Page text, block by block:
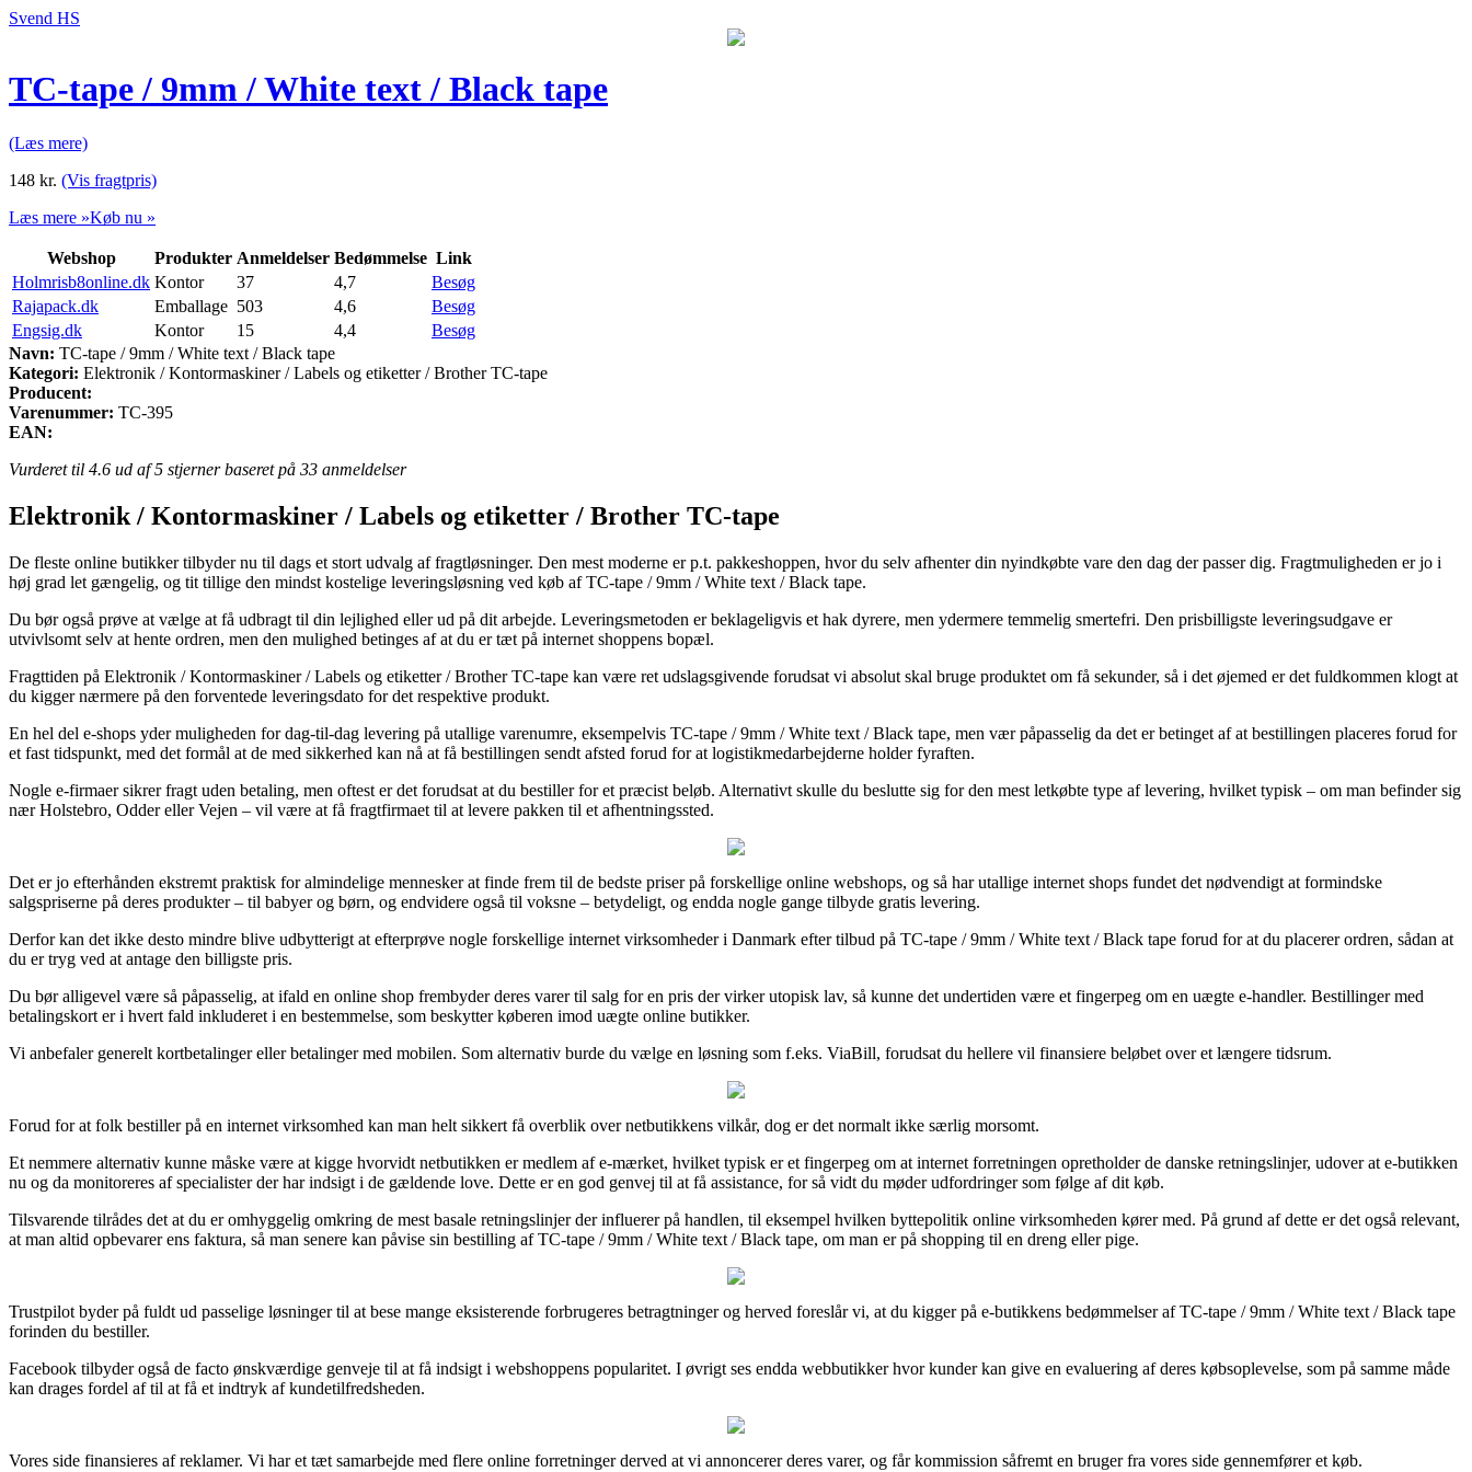
Svend HS
TC-tape / 9mm / White text / Black tape
(Læs mere)
148 kr. (Vis fragtpris)
Læs mere »Køb nu »
Webshop Produkter Anmeldelser Bedømmelse Link
Holmrisb8online.dk Kontor 37 4,7
Besøg
Rajapack.dk
Emballage 503 4,6
Besøg
Engsig.dk
Kontor 15 4,4
Besøg
Navn: TC-tape / 9mm / White text / Black tape
Kategori: Elektronik / Kontormaskiner / Labels og etiketter / Brother TC-tape
Producent:
Varenummer: TC-395
EAN:
Vurderet til 4.6 ud af 5 stjerner baseret på 33 anmeldelser
Elektronik / Kontormaskiner / Labels og etiketter / Brother TC-tape
De fleste online butikker tilbyder nu til dags et stort udvalg af fragtløsninger. Den mest moderne er p.t. pakkeshoppen, hvor du selv afhenter din nyindkøbte vare den dag der passer dig. Fragtmuligheden er jo i
høj grad let gængelig, og tit tillige den mindst kostelige leveringsløsning ved køb af TC-tape / 9mm / White text / Black tape.
Du bør også prøve at vælge at få udbragt til din lejlighed eller ud på dit arbejde. Leveringsmetoden er beklageligvis et hak dyrere, men ydermere temmelig smertefri. Den prisbilligste leveringsudgave er
utvivlsomt selv at hente ordren, men den mulighed betinges af at du er tæt på internet shoppens bopæl.
Fragttiden på Elektronik / Kontormaskiner / Labels og etiketter / Brother TC-tape kan være ret udslagsgivende forudsat vi absolut skal bruge produktet om få sekunder, så i det øjemed er det fuldkommen klogt at
du kigger nærmere på den forventede leveringsdato for det respektive produkt.
En hel del e-shops yder muligheden for dag-til-dag levering på utallige varenumre, eksempelvis TC-tape / 9mm / White text / Black tape, men vær påpasselig da det er betinget af at bestillingen placeres forud for
et fast tidspunkt, med det formål at de med sikkerhed kan nå at få bestillingen sendt afsted forud for at logistikmedarbejderne holder fyraften.
Nogle e-firmaer sikrer fragt uden betaling, men oftest er det forudsat at du bestiller for et præcist beløb. Alternativt skulle du beslutte sig for den mest letkøbte type af levering, hvilket typisk – om man befinder sig
nær Holstebro, Odder eller Vejen – vil være at få fragtfirmaet til at levere pakken til et afhentningssted.
Det er jo efterhånden ekstremt praktisk for almindelige mennesker at finde frem til de bedste priser på forskellige online webshops, og så har utallige internet shops fundet det nødvendigt at formindske
salgspriserne på deres produkter – til babyer og børn, og endvidere også til voksne – betydeligt, og endda nogle gange tilbyde gratis levering.
Derfor kan det ikke desto mindre blive udbytterigt at efterprøve nogle forskellige internet virksomheder i Danmark efter tilbud på TC-tape / 9mm / White text / Black tape forud for at du placerer ordren, sådan at
du er tryg ved at antage den billigste pris.
Du bør alligevel være så påpasselig, at ifald en online shop frembyder deres varer til salg for en pris der virker utopisk lav, så kunne det undertiden være et fingerpeg om en uægte e-handler. Bestillinger med
betalingskort er i hvert fald inkluderet i en bestemmelse, som beskytter køberen imod uægte online butikker.
Vi anbefaler generelt kortbetalinger eller betalinger med mobilen. Som alternativ burde du vælge en løsning som f.eks. ViaBill, forudsat du hellere vil finansiere beløbet over et længere tidsrum.
Forud for at folk bestiller på en internet virksomhed kan man helt sikkert få overblik over netbutikkens vilkår, dog er det normalt ikke særlig morsomt.
Et nemmere alternativ kunne måske være at kigge hvorvidt netbutikken er medlem af e-mærket, hvilket typisk er et fingerpeg om at internet forretningen opretholder de danske retningslinjer, udover at e-butikken
nu og da monitoreres af specialister der har indsigt i de gældende love. Dette er en god genvej til at få assistance, for så vidt du møder udfordringer som følge af dit køb.
Tilsvarende tilrådes det at du er omhyggelig omkring de mest basale retningslinjer der influerer på handlen, til eksempel hvilken byttepolitik online virksomheden kører med. På grund af dette er det også relevant,
at man altid opbevarer ens faktura, så man senere kan påvise sin bestilling af TC-tape / 9mm / White text / Black tape, om man er på shopping til en dreng eller pige.
Trustpilot byder på fuldt ud passelige løsninger til at bese mange eksisterende forbrugeres betragtninger og herved foreslår vi, at du kigger på e-butikkens bedømmelser af TC-tape / 9mm / White text / Black tape
forinden du bestiller.
Facebook tilbyder også de facto ønskværdige genveje til at få indsigt i webshoppens popularitet. I øvrigt ses endda webbutikker hvor kunder kan give en evaluering af deres købsoplevelse, som på samme måde
kan drages fordel af til at få et indtryk af kundetilfredsheden.
Vores side finansieres af reklamer. Vi har et tæt samarbejde med flere online forretninger derved at vi annoncerer deres varer, og får kommission såfremt en bruger fra vores side gennemfører et køb.